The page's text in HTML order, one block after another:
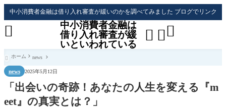
中小消費者金融は借り入れ審査が緩いのかを調べてみました ブログでリンク
中小消費者金融は
借り入れ審査が緩
いといわれている
 

 ホーム news
news 2025年5月12日
「出会いの奇跡！あなたの人生を変える『m
eet』の真実とは？」